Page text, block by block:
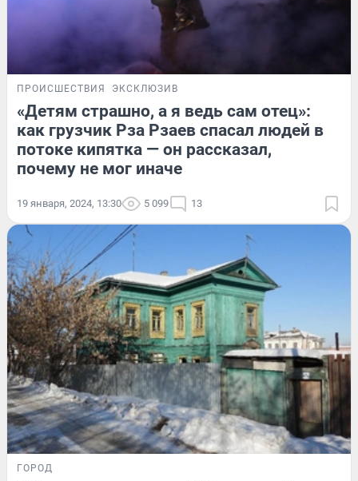
ПРОИСШЕСТВИЯ ЭКСКЛЮЗИВ
«Детям страшно, а я ведь сам отец»:
как грузчик Рза Рзаев спасал людей в
потоке кипятка — он рассказал,
почему не мог иначе
19 января, 2024, 13:30 5 099 13
ГОРОД